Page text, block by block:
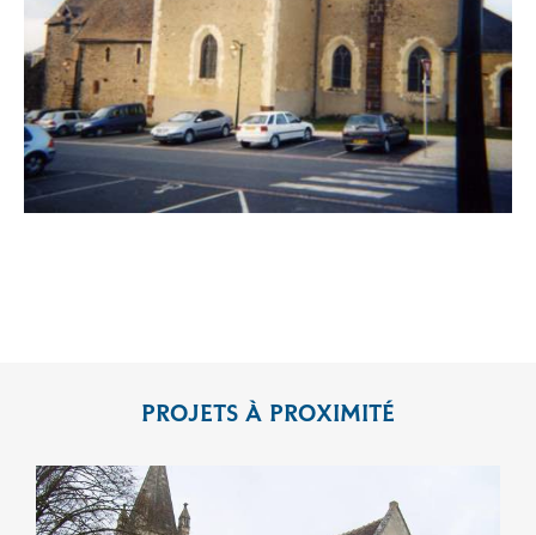
PROJETS À PROXIMITÉ